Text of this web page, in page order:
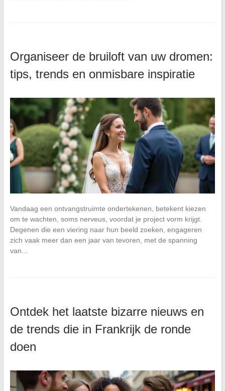
Organiseer de bruiloft van uw dromen:
tips, trends en onmisbare inspiratie
Vandaag een ontvangstruimte ondertekenen, betekent kiezen
om te wachten, soms nerveus, voordat je project vorm krijgt.
Degenen die een viering naar hun beeld zoeken, engageren
zich vaak meer dan een jaar van tevoren, met de spanning
van…
Ontdek het laatste bizarre nieuws en
de trends die in Frankrijk de ronde
doen